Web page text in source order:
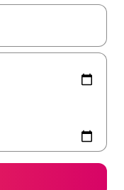
się po nich za